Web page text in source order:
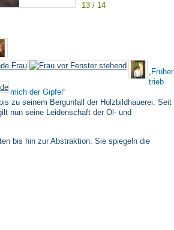
13 / 14
Früher
trieb
mich der Gipfel
zu seinem Bergunfall der Holzbildhauerei. Seit
nun seine Leidenschaft der Öl- und
bis hin zur Abstraktion. Sie spiegeln die